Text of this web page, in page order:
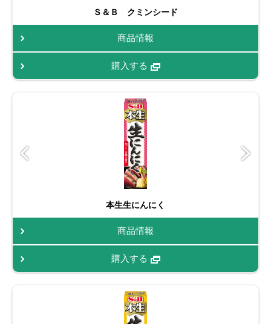
Ｓ＆Ｂ クミンシード
商品情報
購入する
本生生にんにく
商品情報
購入する